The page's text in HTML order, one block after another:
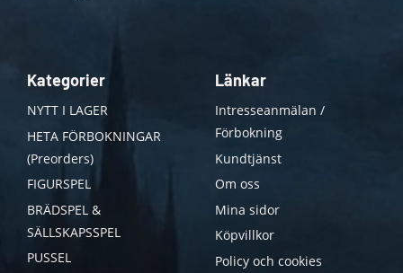
Kategorier
NYTT I LAGER
HETA FÖRBOKNINGAR
(Preorders)
FIGURSPEL
BRÄDSPEL &
SÄLLSKAPSSPEL
PUSSEL
Länkar
Intresseanmälan /
Förbokning
Kundtjänst
Om oss
Mina sidor
Köpvillkor
Policy och cookies